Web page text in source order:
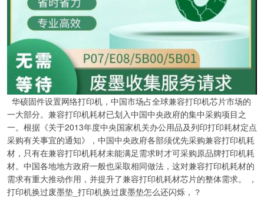
华硕固件设置网络打印机，中国市场占全球兼容打印机芯片市场的
一大部分。兼容打印机耗材已划入中国中央政府的集中采购项目之
一。根据《关于2013年度中央国家机关办公用品及列印打印耗材定点
采购有关事宜的通知》，中国中央政府各部须优先采购兼容打印机耗
材，只有在兼容打印机耗材未能满足需求时才可采购原品牌打印机耗
材。中国各地地方政府一般也采取相同做法，这对兼容打印机耗材的
需求有重大推动作用，并提升了兼容打印机耗材芯片的整体需求。 ，
打印机换过废墨垫_打印机换过废墨垫怎么还闪烁，？